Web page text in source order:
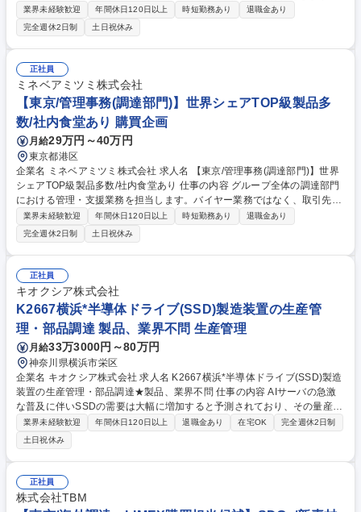
各種契約管理やコンプライアンス対応、新組織の業務移行支援など、事業
基盤を支える役割を担って頂きます。 【詳細】 ■取引先情報管理、および
取引基本契約管理業務■経営統合(M&A)対応■取適法、独占禁止法など行
政・コンプライアンス対応業務■CSR調達関連業務■資材部規程の管理■設
備投資対応■取引先倒産時対応■社内教育用教材の作成■会議体運営 募集職
種 【東京/管理事務(調達部門)】世界シェアTOP級製品多数/社内食堂あり
業界未経験歓迎 年間休日120日以上 時短勤務あり
退職金あり
完全週休2日制
土日祝休み
正社員
ミネベアミツミ株式会社
【東京/管理事務(調達部門)】世界シェアTOP級製品多
数/社内食堂あり 購買企画
月給29万円～40万円
東京都港区
企業名 ミネベアミツミ株式会社 求人名 【東京/管理事務(調達部門)】世界
シェアTOP級製品多数/社内食堂あり 仕事の内容 グループ全体の調達部門
における管理・支援業務を担当します。バイヤー業務ではなく、取引先や
契約の管理、取適法・独占禁止法等のコンプライアンス対応、CSR推進な
ど多岐にわたる本部機能業務をお任せします。 【詳細】■取引先情報管
理、および取引基本契約管理業務■取適法、独占禁止法など行政・コンプ
ライアンス対応業務(法改正のグループ内周知、自主監査、立ち入り監査
対応等)■CSR関連業務(CSR調達ガイドラインの改訂、サプライチェーン
への遵守要求、客先からの調査対応等)■業務規程の管理■取引先信用調査
とグループ内情報共有■社内教育用教材の作成と受講管理■会議体運営と議
事作成 募集職種 【東京/管理事務(調達部門)】世界シェアTOP級製品多数/
社内食堂あり
業界未経験歓迎 年間休日120日以上 時短勤務あり
退職金あり
完全週休2日制
土日祝休み
正社員
キオクシア株式会社
K2667横浜*半導体ドライブ(SSD)製造装置の生産管
理・部品調達 製品、業界不問 生産管理
月給33万3000円～80万円
神奈川県横浜市栄区
企業名 キオクシア株式会社 求人名 K2667横浜*半導体ドライブ(SSD)製造
装置の生産管理・部品調達★製品、業界不問 仕事の内容 AIサーバの急激
な普及に伴いSSDの需要は大幅に増加すると予測されており、その量産を
支える生産性の高い製造装置をタイムリーに調達・製造するため当社で生
産管理・部品調達計画を担当するスタッフを募集します。 ■装置要求部門
との連携や部品のリードタイムの情報を集約して部品調達計画立案 ■各種
原材料、部品、サービス等の調達コスト最適化に向けた交渉、見積書の取
得、契約書締結等の一連の実務 ■部品サプライヤーや組立委託先と連携し
納期管理・品質管理体制の構築・運用 ■納期遅延、不具合発生時の対応、
改善要求、リスク抽出・未然防止策の実施 ■サプライチェーンの安定運用
業界未経験歓迎 年間休日120日以上 退職金あり 在宅OK
完全週休2日制
土日祝休み
正社員
株式会社TBM